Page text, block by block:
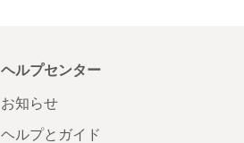
ヘルプセンター
お知らせ
ヘルプとガイド